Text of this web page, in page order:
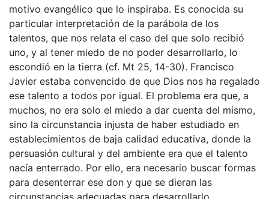
motivo evangélico que lo inspiraba. Es conocida su
particular interpretación de la parábola de los
talentos, que nos relata el caso del que solo recibió
uno, y al tener miedo de no poder desarrollarlo, lo
escondió en la tierra (cf. Mt 25, 14-30). Francisco
Javier estaba convencido de que Dios nos ha regalado
ese talento a todos por igual. El problema era que, a
muchos, no era solo el miedo a dar cuenta del mismo,
sino la circunstancia injusta de haber estudiado en
establecimientos de baja calidad educativa, donde la
persuasión cultural y del ambiente era que el talento
nacía enterrado. Por ello, era necesario buscar formas
para desenterrar ese don y que se dieran las
circunstancias adecuadas para desarrollarlo.